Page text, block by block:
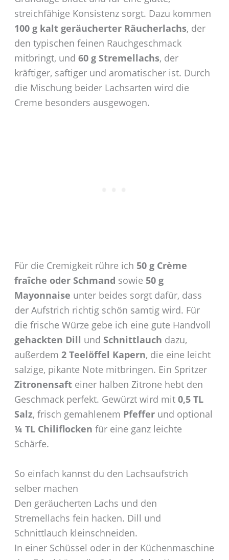
streichfähige Konsistenz sorgt. Dazu kommen
100 g kalt geräucherter Räucherlachs, der
den typischen feinen Rauchgeschmack
mitbringt, und 60 g Stremellachs, der
kräftiger, saftiger und aromatischer ist. Durch
die Mischung beider Lachsarten wird die
Creme besonders ausgewogen.
Für die Cremigkeit rühre ich 50 g Crème
fraîche oder Schmand sowie 50 g
Mayonnaise unter beides sorgt dafür, dass
der Aufstrich richtig schön samtig wird. Für
die frische Würze gebe ich eine gute Handvoll
gehackten Dill und Schnittlauch dazu,
außerdem 2 Teelöffel Kapern, die eine leicht
salzige, pikante Note mitbringen. Ein Spritzer
Zitronensafteiner halben Zitrone hebt den
Geschmack perfekt. Gewürzt wird mit 0,5 TL
Salz, frisch gemahlenem Pfefferund optional
¼ TL Chiliflocken für eine ganz leichte
Schärfe.
So einfach kannst du den Lachsaufstrich
selber machen
Den geräucherten Lachs und den
Stremellachs fein hacken. Dill und
Schnittlauch kleinschneiden.
In einer Schüssel oder in der Küchenmaschine